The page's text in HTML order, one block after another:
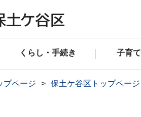
くらし・手続き 子育
プページ 保土ケ谷区トップページ